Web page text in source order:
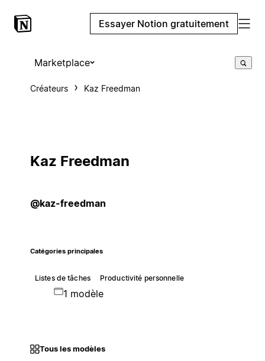
Essayer Notion gratuitement
Marketplace
Créateurs Kaz Freedman
Kaz Freedman
@kaz-freedman
Catégories principales
Listes de tâches Productivité personnelle
1 modèle
Tous les modèles